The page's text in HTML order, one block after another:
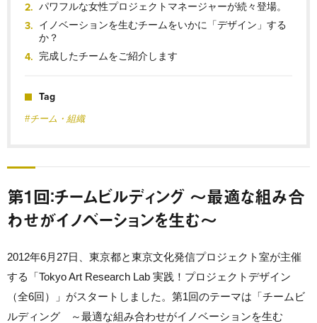
パワフルな女性プロジェクトマネージャーが続々登場。
イノベーションを生むチームをいかに「デザイン」する
か？
完成したチームをご紹介します
Tag
#チーム・組織
第1回：チームビルディング 〜最適な組み合
わせがイノベーションを生む〜
2012年6月27日、東京都と東京文化発信プロジェクト室が主催
する「Tokyo Art Research Lab 実践！プロジェクトデザイン
（全6回）」がスタートしました。第1回のテーマは「チームビ
ルディング ～最適な組み合わせがイノベーションを生む